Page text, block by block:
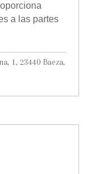
a las partes
1, 23440 Baeza,